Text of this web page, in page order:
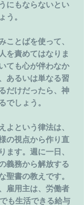
にもならないとい
う。
とばを使って、
を責めてはなりま
ても心が伴わなか
あるいは単なる習
だけだったら、神
でしょう。
という律法は、
の視点から作り直
ます。週に一日、
義務から解放する
聖書の教えです。
雇用主は、労働者
も生活できる給与